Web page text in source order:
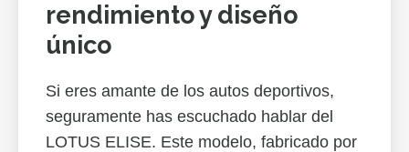
rendimiento y diseño
único
Si eres amante de los autos deportivos,
seguramente has escuchado hablar del
LOTUS ELISE. Este modelo, fabricado por